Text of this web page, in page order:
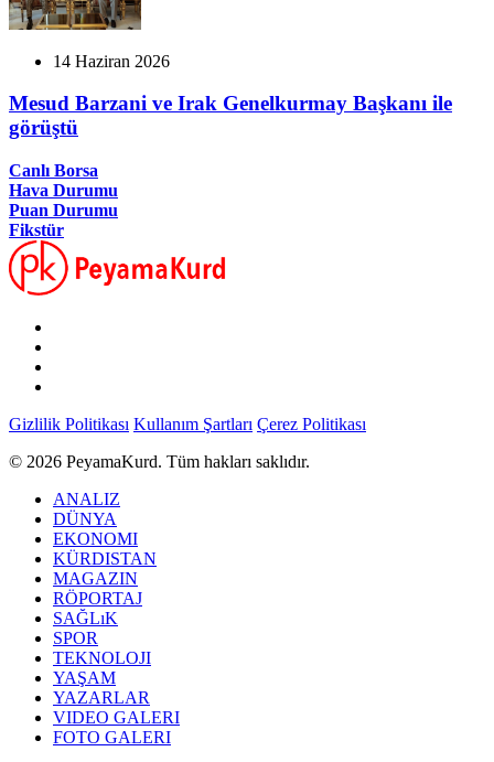
14 Haziran 2026
Mesud Barzani ve Irak Genelkurmay Başkanı ile
görüştü
Canlı Borsa
Hava Durumu
Puan Durumu
Fikstür
Gizlilik Politikası Kullanım Şartları Çerez Politikası
© 2026 PeyamaKurd. Tüm hakları saklıdır.
ANALIZ
DÜNYA
EKONOMI
KÜRDISTAN
MAGAZIN
RÖPORTAJ
SAĞLıK
SPOR
TEKNOLOJI
YAŞAM
YAZARLAR
VIDEO GALERI
FOTO GALERI